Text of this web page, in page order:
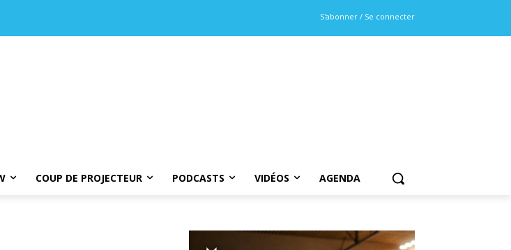
S'abonner / Se connecter
COUP DE PROJECTEUR PODCASTS VIDÉOS AGENDA